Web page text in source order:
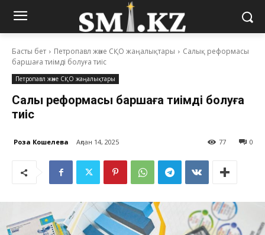
Басты бет Петропавл және СҚО жаңалықтары
Салық реформасы
баршаға тиімді болуға тиіс
Петропавл және СҚО жаңалықтары
Салық реформасы баршаға тиімді болуға
тиіс
Роза Кошелева Ақпан 14, 2025 0
77